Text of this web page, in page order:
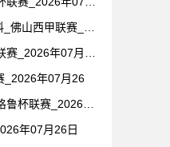
_2026年07月26
年07月26日